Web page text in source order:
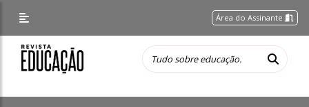
Área do Assinante